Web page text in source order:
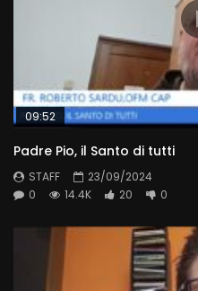
09:52
Padre Pio, il Santo di tutti
STAFF
23/09/2024
0
14.4K 20 0